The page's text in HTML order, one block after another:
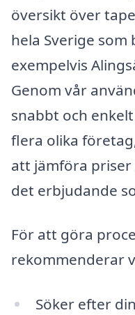
översikt över
hela Sverige som
exempelvis
Genom vår
snabbt och
flera olika
att jämföra
det erbjudande
För att göra
rekommenderar
Söker efter